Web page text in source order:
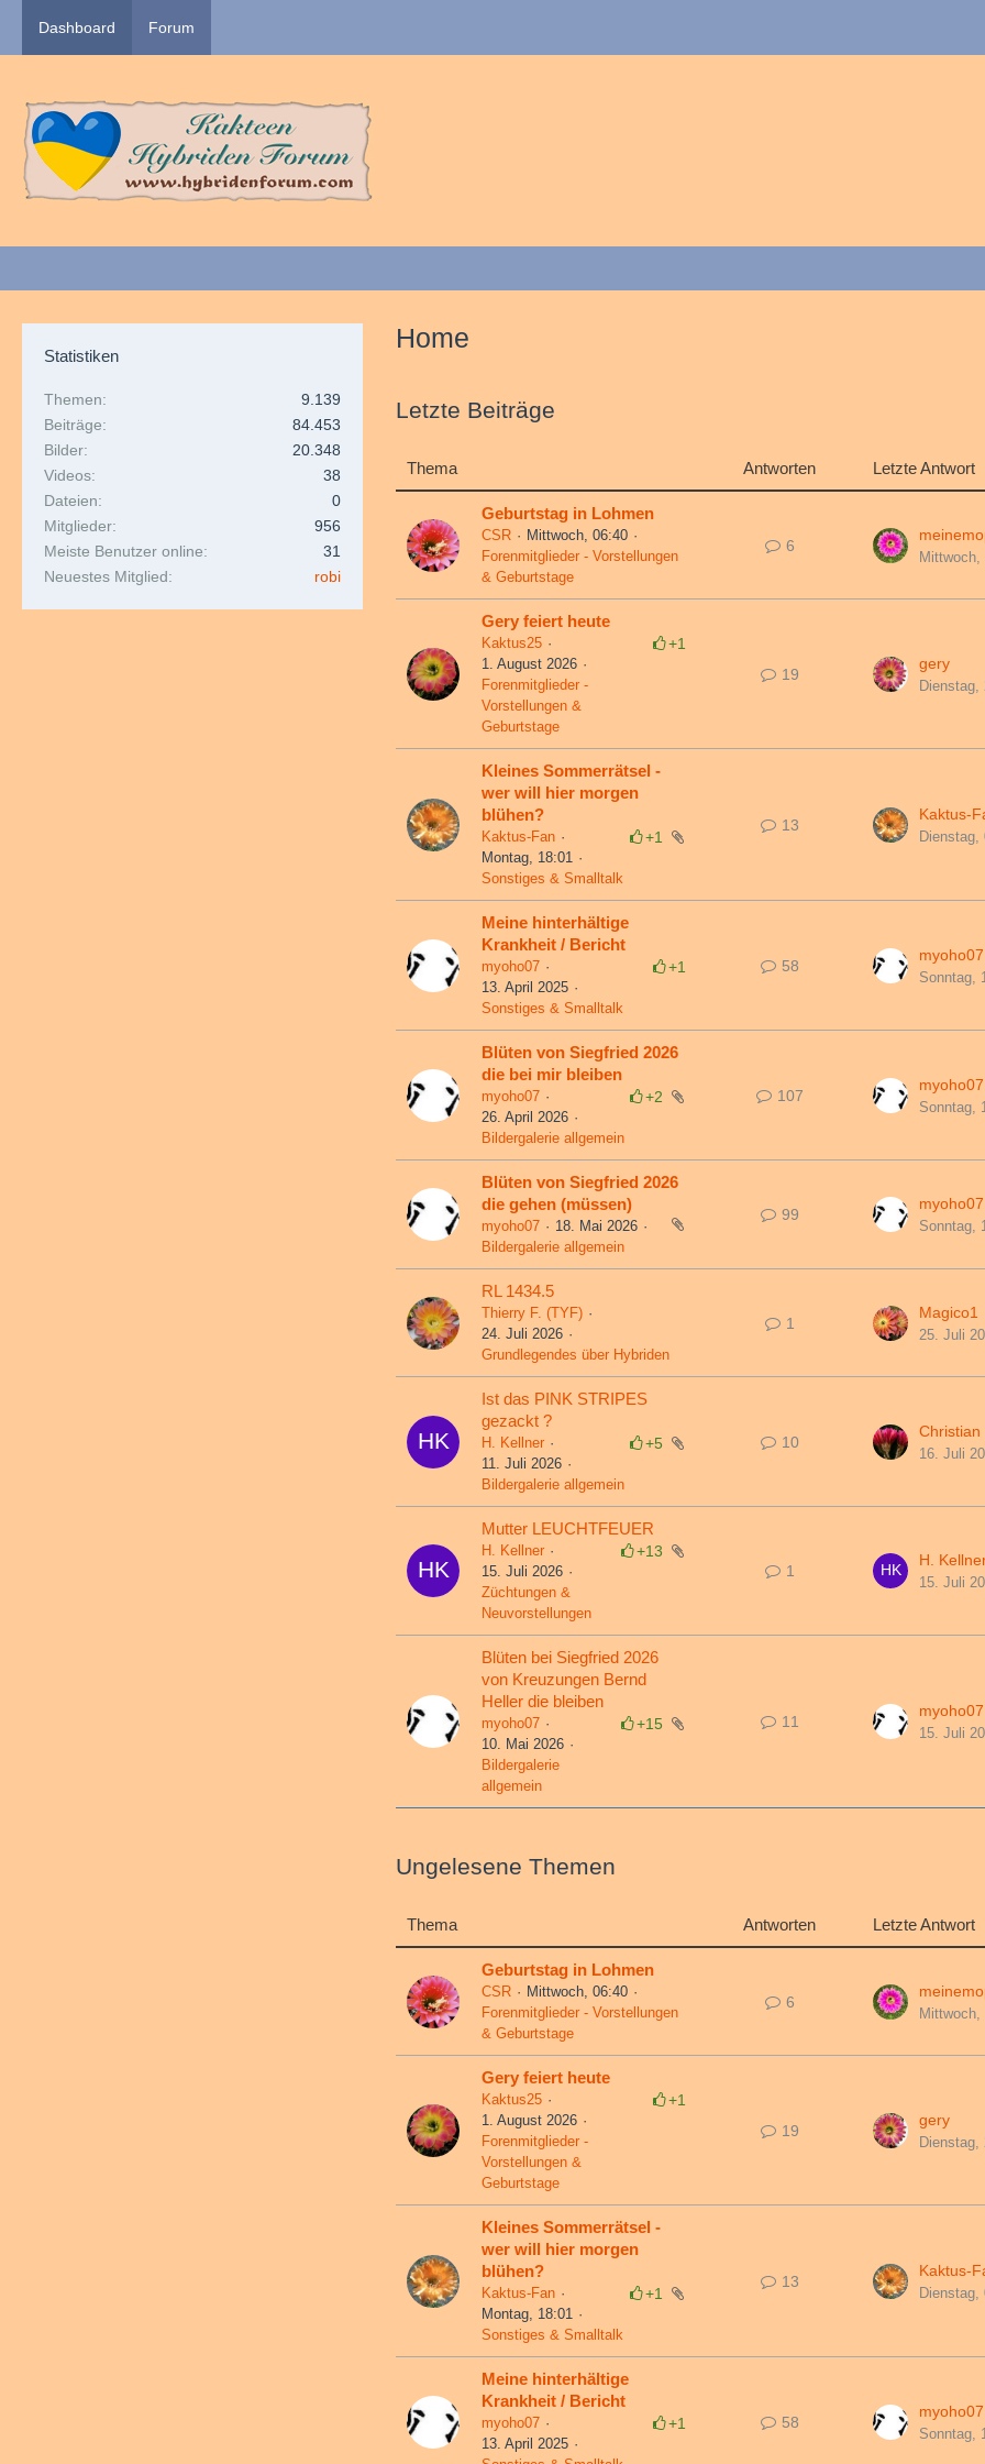
Dashboard Forum
Statistiken
Themen
9.139
Beiträge
84.453
Bilder
20.348
Videos
38
Dateien
0
Mitglieder
956
Meiste Benutzer online
31
Neuestes Mitglied
robi
Home
Letzte Beiträge
Thema Antworten Letzte Antwort
Geburtstag in Lohmen
CSR
Mittwoch, 06:40
Forenmitglieder - Vorstellungen
& Geburtstage
6
Mittwoch,
Gery feiert heute
+1
Kaktus25
1. August 2026
Forenmitglieder -
Vorstellungen &
Geburtstage
19
gery
Dienstag,
Kleines Sommerrätsel -
wer will hier morgen
blühen?
+1
Kaktus-Fan
Montag, 18:01
Sonstiges & Smalltalk
13
Kaktus-
Dienstag,
Meine hinterhältige
Krankheit / Bericht
+1
myoho07
13. April 2025
Sonstiges & Smalltalk
58
myoho07
Sonntag,
Blüten von Siegfried 2026
die bei mir bleiben
+2
myoho07
26. April 2026
Bildergalerie allgemein
107
myoho07
Sonntag,
Blüten von Siegfried 2026
die gehen (müssen)
myoho07
18. Mai 2026
Bildergalerie allgemein
99
myoho07
Sonntag,
RL 1434.5
Thierry F. (TYF)
24. Juli 2026
Grundlegendes über Hybriden
1
Magico1
25. Juli
Ist das PINK STRIPES
gezackt ?
+5
H. Kellner
11. Juli 2026
Bildergalerie allgemein
10
Christian
16. Juli
Mutter LEUCHTFEUER
+13
H. Kellner
15. Juli 2026
Züchtungen &
Neuvorstellungen
1
H.
15. Juli
Blüten bei Siegfried 2026
von Kreuzungen Bernd
Heller die bleiben
+15
myoho07
10. Mai 2026
Bildergalerie
allgemein
11
myoho07
15. Juli
Ungelesene Themen
Thema Antworten Letzte Antwort
Geburtstag in Lohmen
CSR
Mittwoch, 06:40
Forenmitglieder - Vorstellungen
& Geburtstage
6
Mittwoch,
Gery feiert heute
+1
Kaktus25
1. August 2026
Forenmitglieder -
Vorstellungen &
Geburtstage
19
gery
Dienstag,
Kleines Sommerrätsel -
wer will hier morgen
blühen?
+1
Kaktus-Fan
Montag, 18:01
Sonstiges & Smalltalk
13
Kaktus-
Dienstag,
Meine hinterhältige
Krankheit / Bericht
+1
myoho07
13. April 2025
58
myoho07
Sonntag,